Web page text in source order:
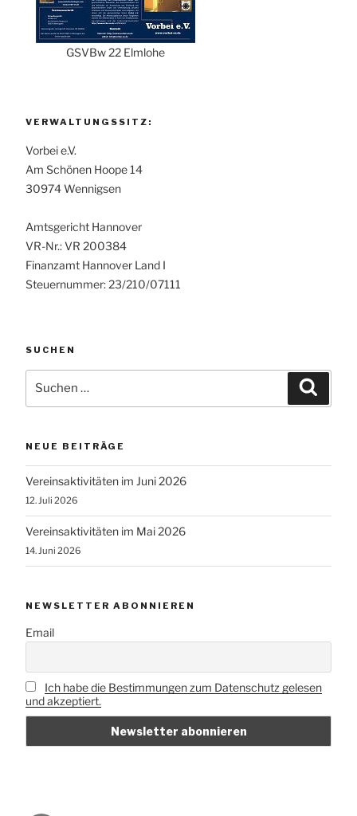
GSVBw 22 Elmlohe
VERWALTUNGSSITZ:
Vorbei e.V.
Am Schönen Hoope 14
30974 Wennigsen
Amtsgericht Hannover
VR-Nr.: VR 200384
Finanzamt Hannover Land I
Steuernummer: 23/210/07111
SUCHEN
nach:
NEUE BEITRÄGE
Vereinsaktivitäten im Juni 2026
12. Juli 2026
Vereinsaktivitäten im Mai 2026
14. Juni 2026
NEWSLETTER ABONNIEREN
Email
Ich habe die Bestimmungen zum Datenschutz gelesen
und akzeptiert.